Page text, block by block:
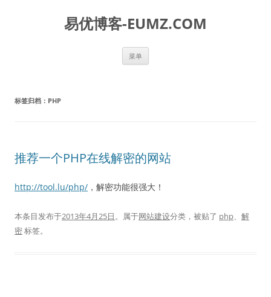
易优博客-EUMZ.COM
菜单
标签归档： PHP
推荐一个PHP在线解密的网站
http://tool.lu/php/ ，解密功能很强大！
本条目发布于2013年4月25日。属于网站建设分类，被贴了 php、 解
密标签。